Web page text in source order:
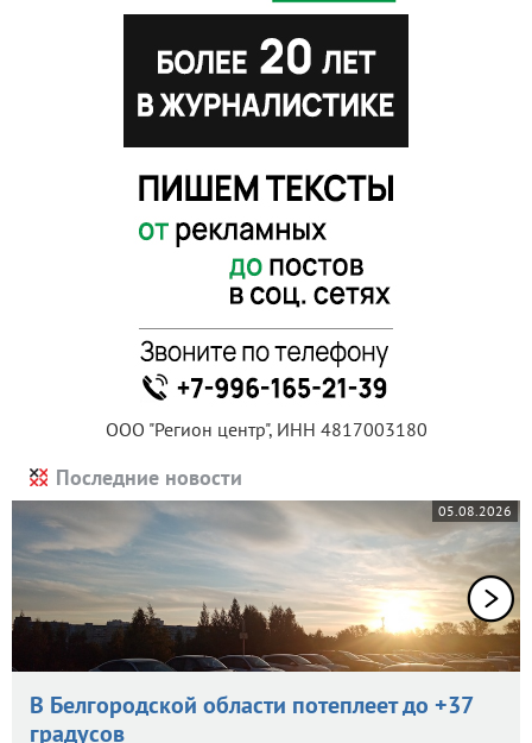
ООО "Регион центр", ИНН 4817003180
Последние новости
05.08.2026
В Белгородской области потеплеет до +37
градусов